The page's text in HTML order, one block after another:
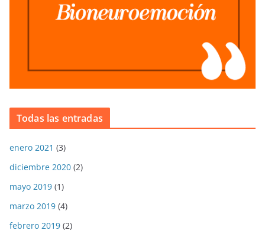
Todas las entradas
enero 2021 (3)
diciembre 2020 (2)
mayo 2019 (1)
marzo 2019 (4)
febrero 2019 (2)